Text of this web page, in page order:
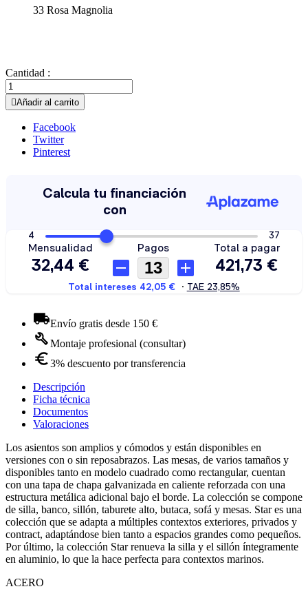
33 Rosa Magnolia
Cantidad :
Añadir al carrito
Facebook
Twitter
Pinterest
Envío gratis desde 150 €
Montaje profesional (consultar)
3% descuento por transferencia
Descripción
Ficha técnica
Documentos
Valoraciones
Los asientos son amplios y cómodos y están disponibles en
versiones con o sin reposabrazos. Las mesas, de varios tamaños y
disponibles tanto en modelo cuadrado como rectangular, cuentan
con una tapa de chapa galvanizada en caliente reforzada con una
estructura metálica adicional bajo el borde. La colección se compone
de silla, banco, sillón, taburete alto, butaca, sofá y mesas. Star es una
colección que se adapta a múltiples contextos exteriores, privados y
contract, adaptándose bien tanto a espacios grandes como pequeños.
Por último, la colección Star renueva la silla y el sillón íntegramente
en aluminio, lo que la hace perfecta para contextos marinos.
ACERO